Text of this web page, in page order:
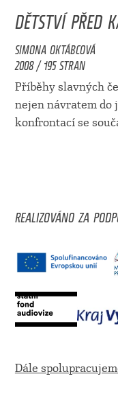
DĚTSTVÍ PŘED
SIMONA OKTÁBCOVÁ
2008 / 195 STRAN
Příběhy slavných
nejen návratem do
konfrontací se
REALIZOVÁNO ZA
Dále